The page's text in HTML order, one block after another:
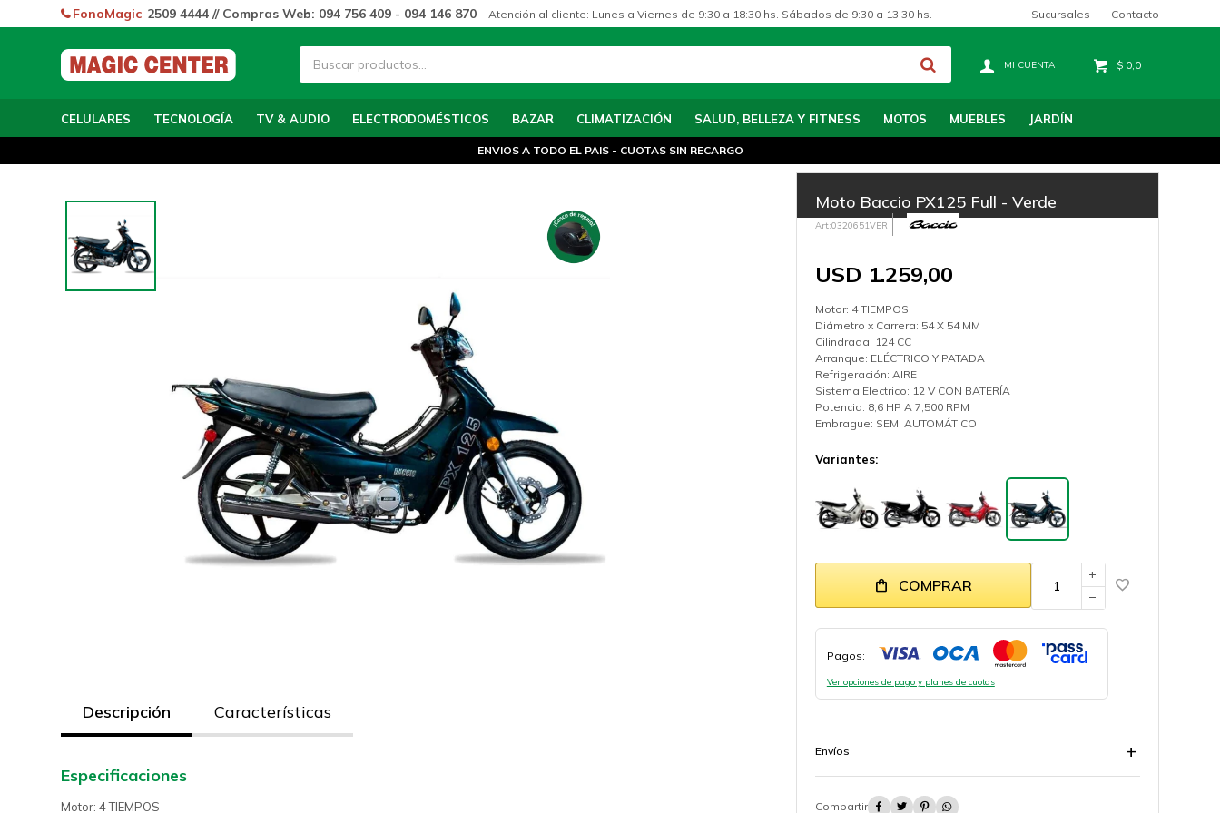
CELULARES TECNOLOGÍA TV & AUDIO ELECTRODOMÉSTICOS BAZAR CLIMATIZACIÓN SALUD, BELLEZA Y FITNESS MOTOS MUEBLES JARDÍN
$ 0,0
FonoMagic 2509 4444 // Compras Web: 094 756 409 - 094 146 870 Atención al cliente: Lunes a Viernes de 9:30 a 18:30 hs. Sábados de 9:30 a 13:30 hs. Sucursales Contacto
ENVIOS A TODO EL PAIS - CUOTAS SIN RECARGO
Moto Baccio PX125 Full - Verde
0320651VER
USD 1.259,00
Motor: 4 TIEMPOS
Diámetro x Carrera: 54 X 54 MM
Cilindrada: 124 CC
Arranque: ELÉCTRICO Y PATADA
Refrigeración: AIRE
Sistema Electrico: 12 V CON BATERÍA
Potencia: 8,6 HP A 7,500 RPM
Embrague: SEMI AUTOMÁTICO
Variantes:
COMPRAR
add
remove
Pagos:
Ver opciones de pago y planes de cuotas
Envíos
   
Descripción Características
Especificaciones
Motor: 4 TIEMPOS